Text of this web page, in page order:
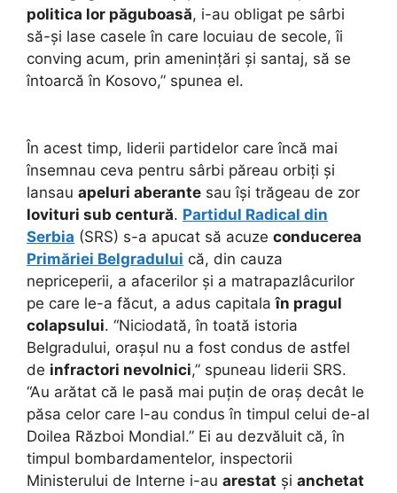
politica lor păguboasă, i-au obligat pe sârbi
să-și lase casele în care locuiau de secole, îi
conving acum, prin amenințări și santaj, să se
întoarcă în Kosovo,” spunea el.
În acest timp, liderii partidelor care încă mai
însemnau ceva pentru sârbi păreau orbiți și
lansau apeluri aberante sau își trăgeau de zor
lovituri sub centură. Partidul Radical din
Serbia (SRS) s-a apucat să acuze conducerea
Primăriei Belgradului că, din cauza
nepriceperii, a afacerilor și a matrapazlâcurilor
pe care le-a făcut, a adus capitalaîn pragul
colapsului. “Niciodată, în toată istoria
Belgradului, orașul nu a fost condus de astfel
de infractori nevolnici,” spuneau liderii SRS.
“Au arătat că le pasă mai puțin de oraș decât le
păsa celor care l-au condus în timpul celui de-al
Doilea Război Mondial.” Ei au dezvăluit că, în
timpul bombardamentelor, inspectorii
Ministerului de Interne i-au arestat și anchetat